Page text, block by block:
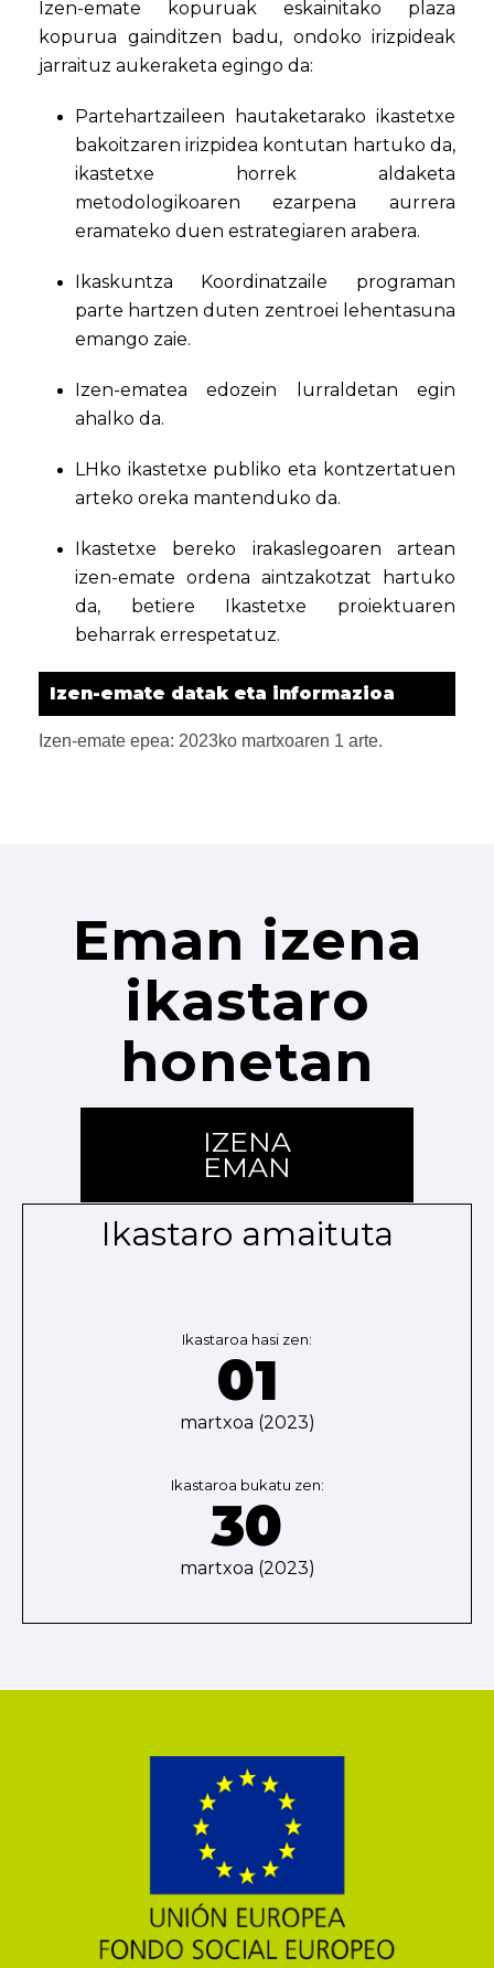
Izen-emate kopuruak eskainitako plaza
kopurua gainditzen badu, ondoko irizpideak
jarraituz aukeraketa egingo da:
Partehartzaileen hautaketarako ikastetxe
bakoitzaren irizpidea kontutan hartuko da,
ikastetxe horrek aldaketa
metodologikoaren ezarpena aurrera
eramateko duen estrategiaren arabera.
Ikaskuntza Koordinatzaile programan
parte hartzen duten zentroei lehentasuna
emango zaie.
Izen-ematea edozein lurraldetan egin
ahalko da.
LHko ikastetxe publiko eta kontzertatuen
arteko oreka mantenduko da.
Ikastetxe bereko irakaslegoaren artean
izen-emate ordena aintzakotzat hartuko
da, betiere Ikastetxe proiektuaren
beharrak errespetatuz.
Izen-emate datak eta informazioa
Izen-emate epea: 2023ko martxoaren 1 arte.
Eman izena
ikastaro
honetan
IZENA
EMAN
Ikastaro amaituta
Ikastaroa hasi zen:
01
martxoa (2023)
Ikastaroa bukatu zen:
30
martxoa (2023)